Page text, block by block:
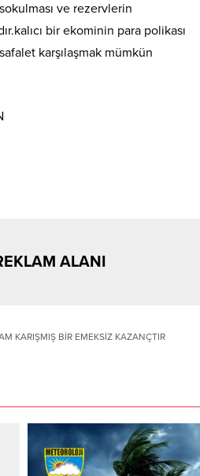
sokulması ve rezervlerin
ır.kalıcı bir ekominin para polikası
karşılaşmak mümkün
ALANI
KARIŞMIŞ BİR EMEKSİZ KAZANÇTIR